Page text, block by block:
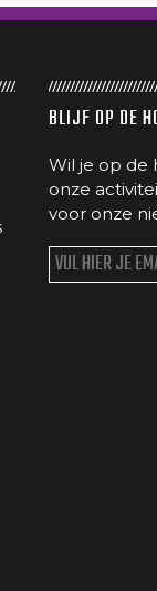
BLIJF OP DE
Wil je op de
onze
voor onze